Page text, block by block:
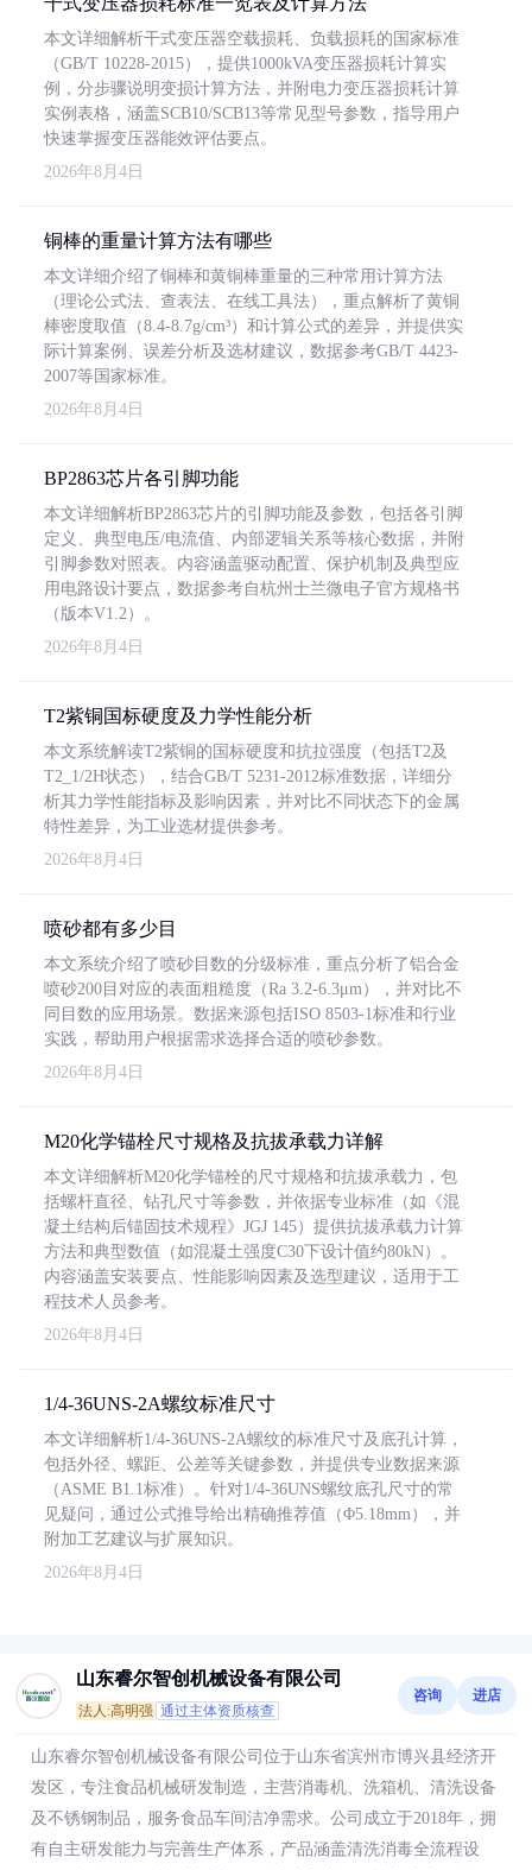
本文详细解析干式变压器空载损耗、负载损耗的国家标准
（GB/T 10228-2015），提供1000kVA变压器损耗计算实
例，分步骤说明变损计算方法，并附电力变压器损耗计算
实例表格，涵盖SCB10/SCB13等常见型号参数，指导用户
快速掌握变压器能效评估要点。
2026年8月4日
铜棒的重量计算方法有哪些
本文详细介绍了铜棒和黄铜棒重量的三种常用计算方法
（理论公式法、查表法、在线工具法），重点解析了黄铜
棒密度取值（8.4-8.7g/cm³）和计算公式的差异，并提供实
际计算案例、误差分析及选材建议，数据参考GB/T 4423-
2007等国家标准。
2026年8月4日
BP2863芯片各引脚功能
本文详细解析BP2863芯片的引脚功能及参数，包括各引脚
定义、典型电压/电流值、内部逻辑关系等核心数据，并附
引脚参数对照表。内容涵盖驱动配置、保护机制及典型应
用电路设计要点，数据参考自杭州士兰微电子官方规格书
（版本V1.2）。
2026年8月4日
T2紫铜国标硬度及力学性能分析
本文系统解读T2紫铜的国标硬度和抗拉强度（包括T2及
T2_1/2H状态），结合GB/T 5231-2012标准数据，详细分
析其力学性能指标及影响因素，并对比不同状态下的金属
特性差异，为工业选材提供参考。
2026年8月4日
喷砂都有多少目
本文系统介绍了喷砂目数的分级标准，重点分析了铝合金
喷砂200目对应的表面粗糙度（Ra 3.2-6.3μm），并对比不
同目数的应用场景。数据来源包括ISO 8503-1标准和行业
实践，帮助用户根据需求选择合适的喷砂参数。
2026年8月4日
M20化学锚栓尺寸规格及抗拔承载力详解
本文详细解析M20化学锚栓的尺寸规格和抗拔承载力，包
括螺杆直径、钻孔尺寸等参数，并依据专业标准（如《混
凝土结构后锚固技术规程》JGJ 145）提供抗拔承载力计算
方法和典型数值（如混凝土强度C30下设计值约80kN）。
内容涵盖安装要点、性能影响因素及选型建议，适用于工
程技术人员参考。
2026年8月4日
1/4-36UNS-2A螺纹标准尺寸
本文详细解析1/4-36UNS-2A螺纹的标准尺寸及底孔计算，
包括外径、螺距、公差等关键参数，并提供专业数据来源
（ASME B1.1标准）。针对1/4-36UNS螺纹底孔尺寸的常
见疑问，通过公式推导给出精确推荐值（Φ5.18mm），并
附加工艺建议与扩展知识。
2026年8月4日
山东睿尔智创机械设备有限公司
法人:高明强 通过主体资质核查
咨询 进店
山东睿尔智创机械设备有限公司位于山东省滨州市博兴县经济开
发区，专注食品机械研发制造，主营消毒机、洗箱机、清洗设备
及不锈钢制品，服务食品车间洁净需求。公司成立于2018年，拥
有自主研发能力与完善生产体系，产品涵盖清洗消毒全流程设